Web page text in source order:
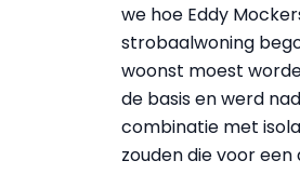
we hoe Eddy
strobaalwoning
woonst moest
de basis en werd
combinatie met
zouden die voor